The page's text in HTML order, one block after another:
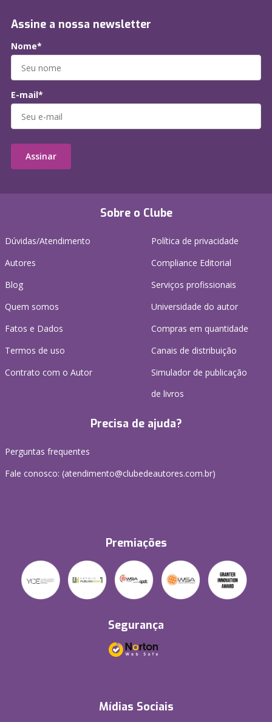
Sobre o Clube
Dúvidas/Atendimento
Autores
Blog
Quem somos
Fatos e Dados
Termos de uso
Contrato com o Autor
Política de privacidade
Compliance Editorial
Serviços profissionais
Universidade do autor
Compras em quantidade
Canais de distribuição
Simulador de publicação
de livros
Precisa de ajuda?
Perguntas frequentes
Fale conosco: (atendimento@clubedeautores.com.br)
Premiações
Segurança
Mídias Sociais
Assine a nossa newsletter
Nome*
E-mail*
Assinar